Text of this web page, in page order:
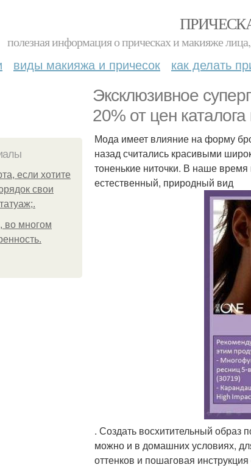
полезная информация о прическах и макияже
виды макияжа и причесок как делать
Эксклюзивное
20% от цен
если хотите
свои
во многом
Мода имеет влияние на форму
назад считались красивыми
тоненькие ниточки. В наше
естественный, природный вид
. Создать восхитительный образ
можно и в домашних условиях,
оттенков и пошаговая инструкция